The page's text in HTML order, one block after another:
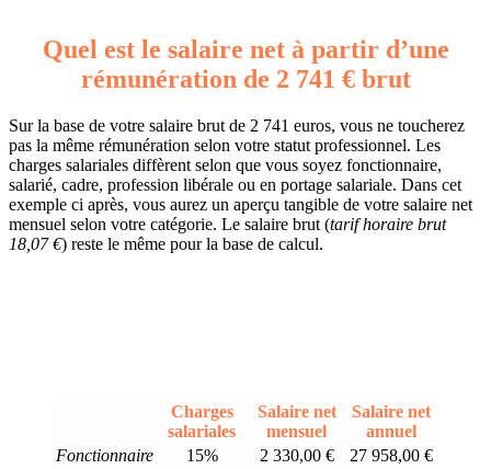
Quel est le salaire net à partir d’une
rémunération de 2 741 € brut
Sur la base de votre salaire brut de 2 741 euros, vous ne toucherez
pas la même rémunération selon votre statut professionnel. Les
charges salariales diffèrent selon que vous soyez fonctionnaire,
salarié, cadre, profession libérale ou en portage salariale. Dans cet
exemple ci après, vous aurez un aperçu tangible de votre salaire net
mensuel selon votre catégorie. Le salaire brut (tarif horaire brut
18,07 €) reste le même pour la base de calcul.
Charges
salariales
Salaire net
mensuel
Salaire net
annuel
Fonctionnaire
15% 2 330,00 €
27 958,00 €